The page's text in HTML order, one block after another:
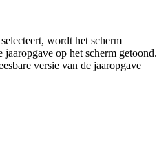
wordt het scherm
op het scherm getoond.
versie van de jaaropgave